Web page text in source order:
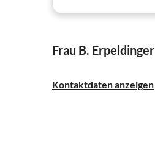
Frau B. Erpeldinger
Kontaktdaten anzeigen